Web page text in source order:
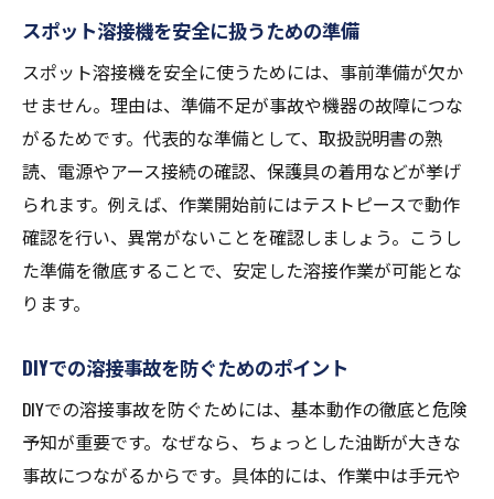
スポット溶接機を安全に扱うための準備
スポット溶接機を安全に使うためには、事前準備が欠か
せません。理由は、準備不足が事故や機器の故障につな
がるためです。代表的な準備として、取扱説明書の熟
読、電源やアース接続の確認、保護具の着用などが挙げ
られます。例えば、作業開始前にはテストピースで動作
確認を行い、異常がないことを確認しましょう。こうし
た準備を徹底することで、安定した溶接作業が可能とな
ります。
DIYでの溶接事故を防ぐためのポイント
DIYでの溶接事故を防ぐためには、基本動作の徹底と危険
予知が重要です。なぜなら、ちょっとした油断が大きな
事故につながるからです。具体的には、作業中は手元や